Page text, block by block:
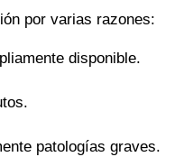
por varias razones:
disponible.
patologías graves.